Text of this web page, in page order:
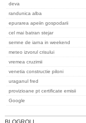
deva
randunica alba
epurarea apeiin gospodarii
cel mai batran stejar
semne de iarna in weekend
meteo izvorul crisului
vremea cruzimii
venetia constructie piloni
uraganul fred
provizioane pt certificate emisii
Google